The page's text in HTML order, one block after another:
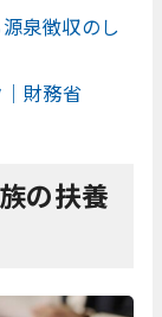
泉徴収のし
財務省
の扶養